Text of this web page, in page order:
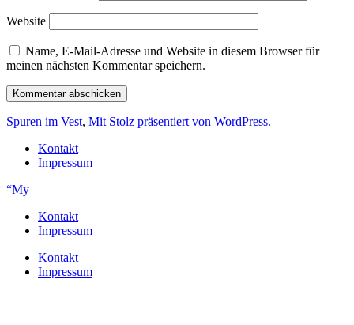
Website
Name, E-Mail-Adresse und Website in diesem Browser für
meinen nächsten Kommentar speichern.
Spuren im Vest, Mit Stolz präsentiert von WordPress.
Kontakt
Impressum
“My
Kontakt
Impressum
Kontakt
Impressum